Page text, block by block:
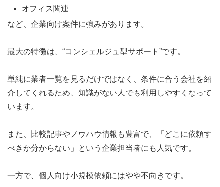
オフィス関連
など、企業向け案件に強みがあります。
最大の特徴は、“コンシェルジュ型サポート”です。
単純に業者一覧を見るだけではなく、条件に合う会社を紹
介してくれるため、知識がない人でも利用しやすくなって
います。
また、比較記事やノウハウ情報も豊富で、「どこに依頼す
べきか分からない」という企業担当者にも人気です。
一方で、個人向け小規模依頼にはやや不向きです。